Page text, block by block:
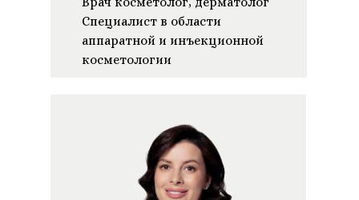
Специалист в области
аппаратной и инъекционной
косметологии